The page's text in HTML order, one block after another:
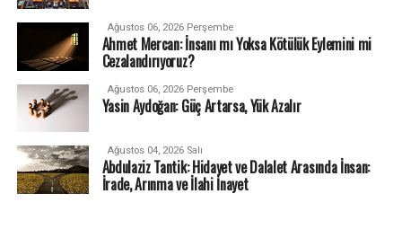
Ağustos 06, 2026 Perşembe
Ahmet Mercan: İnsanı mı Yoksa Kötülük Eylemini mi
Cezalandırıyoruz?
Ağustos 06, 2026 Perşembe
Yasin Aydoğan: Güç Artarsa, Yük Azalır
Ağustos 04, 2026 Salı
Abdulaziz Tantik: Hidayet ve Dalalet Arasında İnsan:
İrade, Arınma ve İlahi İnayet